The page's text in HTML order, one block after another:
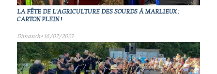
LA FÊTE DE L'AGRICULTURE DES SOURDS À MARLIEUX :
CARTON PLEIN !
Dimanche 16/07/2023